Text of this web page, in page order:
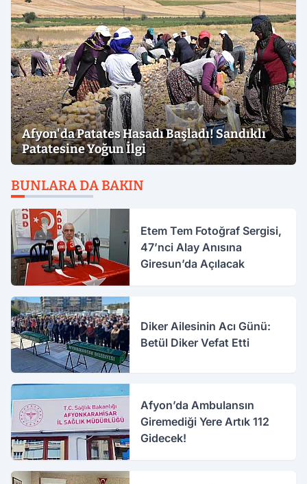
Afyon'da Patates Hasadı Başladı! Sandıklı
Patatesine Yoğun İlgi
BUNLARA DA BAKIN
Etem Tem Fotoğraf Sergisi,
47’nci Alay Anısına
Giresun’da Açılacak
Diker Ailesinin Acı Günü:
Betül Diker Vefat Etti
Afyon’da Ambulansın
Giremediği Yere Artık 112
Gidecek!